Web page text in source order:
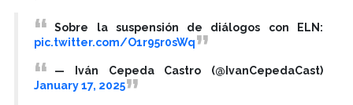
Sobre la suspensión de diálogos con ELN:
pic.twitter.com/O1r95r0sWq
— Iván Cepeda Castro (@IvanCepedaCast)
January 17, 2025